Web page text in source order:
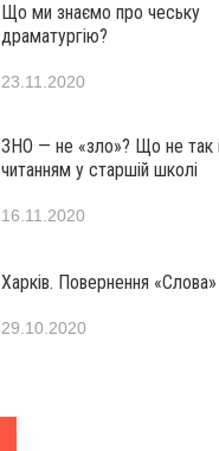
Що ми знаємо про чеську
драматургію?
23.11.2020
ЗНО — не «зло»? Що не так
читанням у старшій школі
16.11.2020
Харків. Повернення «Слова»
29.10.2020